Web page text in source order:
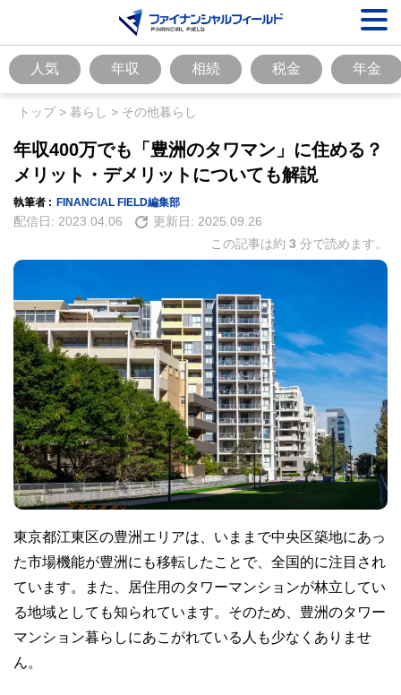
人気 年収 相続 税金 年金
トップ> 暮らし > その他暮らし
年収400万でも「豊洲のタワマン」に住める？
メリット・デメリットについても解説
執筆者 : FINANCIAL FIELD編集部
配信日: 2023.04.06 更新日: 2025.09.26
この記事は約 3 分で読めます。
東京都江東区の豊洲エリアは、いままで中央区築地にあっ
た市場機能が豊洲にも移転したことで、全国的に注目され
ています。また、居住用のタワーマンションが林立してい
る地域としても知られています。そのため、豊洲のタワー
マンション暮らしにあこがれている人も少なくありませ
ん。